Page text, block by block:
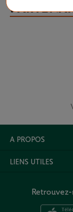
A PROPOS
LIENS UTILES